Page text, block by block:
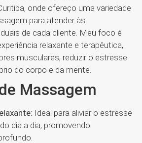
onde ofereço uma variedade
para atender às
de cada cliente. Meu foco é
relaxante e terapêutica,
musculares, reduzir o estresse
do corpo e da mente.
Massagem
Ideal para aliviar o estresse
dia a dia, promovendo